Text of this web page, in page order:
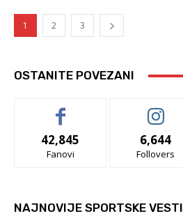
1 2 3
OSTANITE POVEZANI
42,845
Fanovi
6,644
Follovers
NAJNOVIJE SPORTSKE VESTI